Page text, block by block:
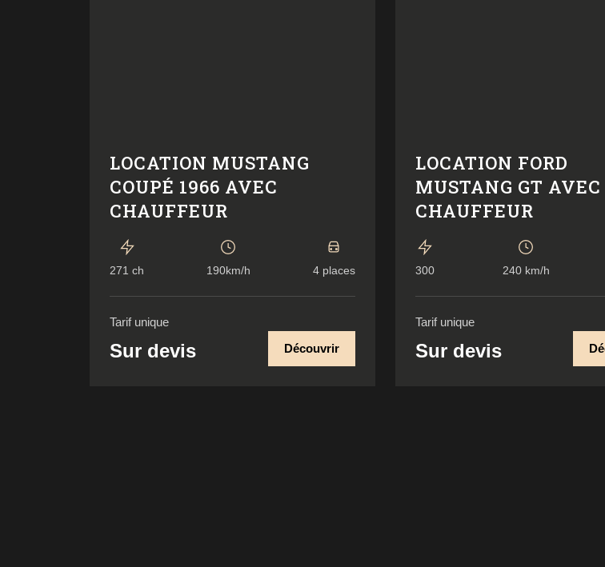
LOCATION MUSTANG
COUPÉ 1966 AVEC
CHAUFFEUR
271 ch 190km/h 4 places
Tarif unique
Sur devis Découvrir
LOCATION FORD
MUSTANG GT AVEC
CHAUFFEUR
300 240 km/h
Tarif unique
Sur devis